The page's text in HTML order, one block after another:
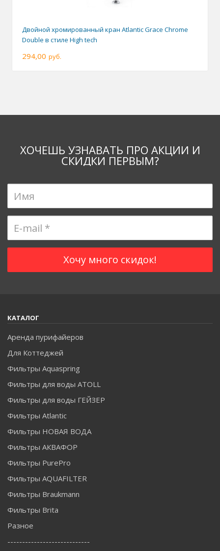
Двойной хромированный кран Atlantic Grace Chrome
Double в стиле High tech
294,00 руб.
ХОЧЕШЬ УЗНАВАТЬ ПРО АКЦИИ И
СКИДКИ ПЕРВЫМ?
КАТАЛОГ
Аренда пурифайеров
Для Коттеджей
Фильтры Aquaspring
Фильтры для воды ATOLL
Фильтры для воды ГЕЙЗЕР
Фильтры Atlantic
Фильтры НОВАЯ ВОДА
Фильтры АКВАФОР
Фильтры PurePro
Фильтры AQUAFILTER
Фильтры Braukmann
Фильтры Brita
Разное
----------------------------